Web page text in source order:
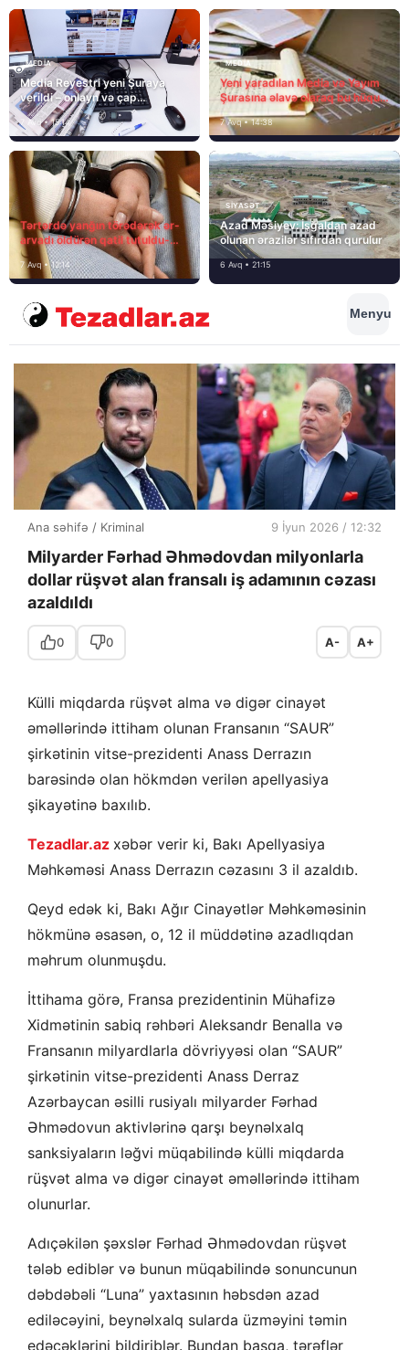
MEDİA
Media Reyestri yeni Şuraya
verildi – onlayn və çap
mediasını nə gözləyir?
7 Avq • 15:14
MEDİA
Yeni yaradılan Media və Yayım
Şurasına əlavə olaraq bu hüquq
və vəzifələr də verilib
7 Avq • 14:38
Tərtərdə yanğın törədərək ər-
arvadı öldürən qatil tutuldu-
SON DƏQİQƏ
7 Avq • 12:14
SIYASƏT
Azad Məsiyev: İşğaldan azad
olunan ərazilər sıfırdan qurulur
6 Avq • 21:15
Menyu
Ana səhifə / Kriminal 9 İyun 2026 / 12:32
Milyarder Fərhad Əhmədovdan milyonlarla
dollar rüşvət alan fransalı iş adamının cəzası
azaldıldı
0 0 A- A+
Külli miqdarda rüşvət alma və digər cinayət
əməllərində ittiham olunan Fransanın “SAUR”
şirkətinin vitse-prezidenti Anass Derrazın
barəsində olan hökmdən verilən apellyasiya
şikayətinə baxılıb.
Tezadlar.az xəbər verir ki, Bakı Apellyasiya
Məhkəməsi Anass Derrazın cəzasını 3 il azaldıb.
Qeyd edək ki, Bakı Ağır Cinayətlər Məhkəməsinin
hökmünə əsasən, o, 12 il müddətinə azadlıqdan
məhrum olunmuşdu.
İttihama görə, Fransa prezidentinin Mühafizə
Xidmətinin sabiq rəhbəri Aleksandr Benalla və
Fransanın milyardlarla dövriyyəsi olan “SAUR”
şirkətinin vitse-prezidenti Anass Derraz
Azərbaycan əsilli rusiyalı milyarder Fərhad
Əhmədovun aktivlərinə qarşı beynəlxalq
sanksiyaların ləğvi müqabilində külli miqdarda
rüşvət alma və digər cinayət əməllərində ittiham
olunurlar.
Adıçəkilən şəxslər Fərhad Əhmədovdan rüşvət
tələb ediblər və bunun müqabilində sonuncunun
dəbdəbəli “Luna” yaxtasının həbsdən azad
ediləcəyini, beynəlxalq sularda üzməyini təmin
edəcəklərini bildiriblər. Bundan başqa, tərəflər